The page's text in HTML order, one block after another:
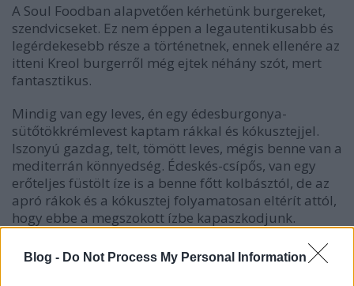
Blog - Do Not Process My Personal Information
A Soul Foodban alapvetően kérhetünk burgereket,
szendvicseket. Ez nem éppen a legautentikusabb és
legérdekesebb része a történetnek, ennek ellenére az
itteni Kreol burgerről még ejtek néhány szót, mert
fantasztikus.
Mindig van egy leves, én egy édesburgonya-
sütőtökkrémlevest kaptam rákkal és kókusztejjel.
Iszonyú gazdag, telt, tömött leves, mégis benne van a
mediterrán könnyedség. Édeskés-csípős, van egy
erőteljes füstölt íze is a benne főtt kolbásztól, de az
apró rákok és a kókusztej folyamatosan eltérít attól,
hogy ebbe a megszokott ízbe kapaszkodjunk.